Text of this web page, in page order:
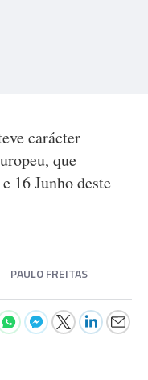
carácter
que
16 Junho deste
PAULO FREITAS